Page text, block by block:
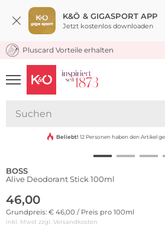
K&Ö & GIGASPORT APP
Jetzt kostenlos downloaden
KOSTENLOSER VERSAND* &
Pluscard Vorteile erhalten
UNSERE APP
CLICK &
Beliebt! 12 Personen haben den Artikel
BOSS
Alive Deodorant Stick 100ml
46,00
Grundpreis: € 46,00 / Preis pro 100ml
inkl. Mwst zzgl. Versandkosten